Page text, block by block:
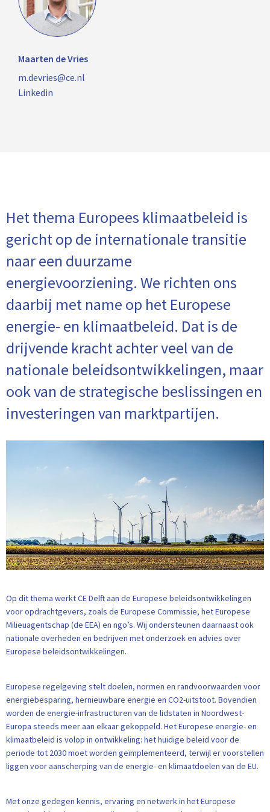
Het thema Europees klimaatbeleid is
gericht op de internationale transitie
naar een duurzame
energievoorziening. We richten ons
daarbij met name op het Europese
energie- en klimaatbeleid. Dat is de
drijvende kracht achter veel van de
nationale beleidsontwikkelingen, maar
ook van de strategische beslissingen en
investeringen van marktpartijen.
Op dit thema werkt CE Delft aan de Europese beleidsontwikkelingen
voor opdrachtgevers, zoals de Europese Commissie, het Europese
Milieuagentschap (de EEA) en ngo’s. Wij ondersteunen daarnaast ook
nationale overheden en bedrijven met onderzoek en advies over
Europese beleidsontwikkelingen.
Europese regelgeving stelt doelen, normen en randvoorwaarden voor
energiebesparing, hernieuwbare energie en CO2-uitstoot. Bovendien
worden de energie-infrastructuren van de lidstaten in Noordwest-
Europa steeds meer aan elkaar gekoppeld. Het Europese energie- en
klimaatbeleid is volop in ontwikkeling: het huidige beleid voor de
periode tot 2030 moet worden geïmplementeerd, terwijl er voorstellen
liggen voor aanscherping van de energie- en klimaatdoelen van de EU.
Met onze gedegen kennis, ervaring en netwerk in het Europese
Maarten de Vries
m.devries@ce.nl
Linkedin